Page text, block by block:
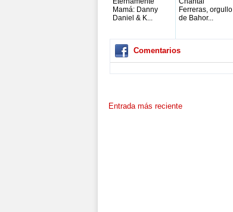
Mamá: Danny
Daniel & K...
Ferreras, orgullo
de Bahor...
Comentarios
Entrada más reciente